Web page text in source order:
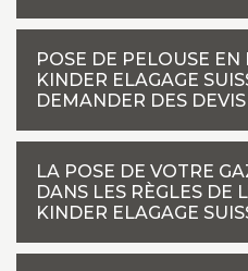
POSE DE PELOUSE
KINDER ELAGAGE
DEMANDER DES
LA POSE DE VOTRE
DANS LES RÈGLES DE
KINDER ELAGAGE